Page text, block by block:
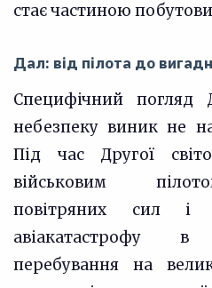
стає частиною
Дал: від пілота до
Специфічний погляд
небезпеку виник не
Під час Другої
військовим
повітряних сил і
авіакатастрофу
перебування на